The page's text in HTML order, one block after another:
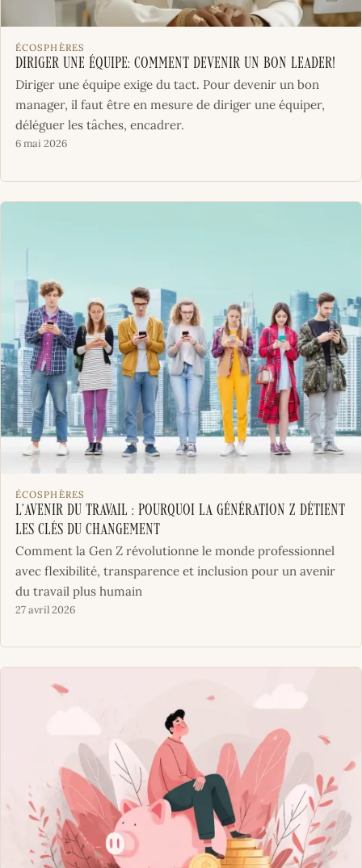
ÉCOSPHÈRES
Diriger une équipe: comment devenir un bon leader!
Diriger une équipe exige du tact. Pour devenir un bon
manager, il faut être en mesure de diriger une équiper,
déléguer les tâches, encadrer.
6 mai 2026
ÉCOSPHÈRES
L’avenir du travail : Pourquoi la Génération Z détient
les clés du changement
Comment la Gen Z révolutionne le monde professionnel
avec flexibilité, transparence et inclusion pour un avenir
du travail plus humain
27 avril 2026